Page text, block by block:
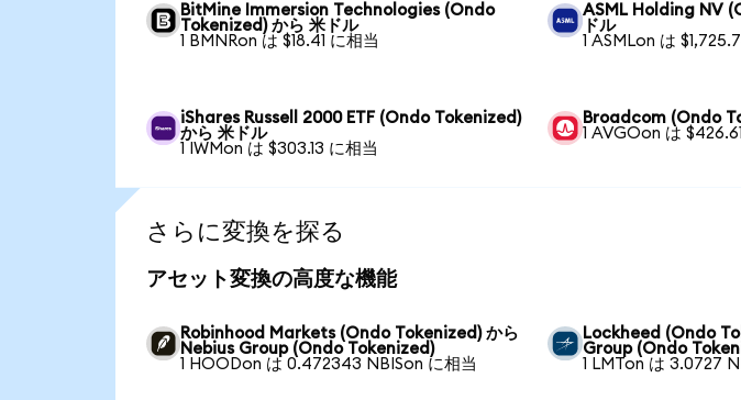
BitMine Immersion Technologies (Ondo
Tokenized) から 米ドル
1 BMNRon は $18.41 に相当
ASML Holding NV
ドル
1 ASMLon は
iShares Russell 2000 ETF (Ondo Tokenized)
から 米ドル
1 IWMon は $303.13 に相当
Broadcom (Ondo
1 AVGOon は
さらに変換を探る
アセット変換の高度な機能
Robinhood Markets (Ondo Tokenized) から
Nebius Group (Ondo Tokenized)
1 HOODon は 0.472343 NBISon に相当
Lockheed (Ondo
Group (Ondo
1 LMTon は 3.0727